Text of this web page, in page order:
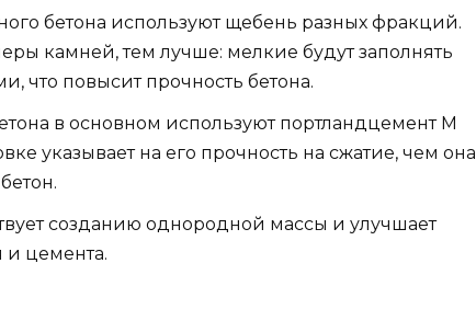
бетона используют щебень разных фракций.
камней, тем лучше: мелкие будут заполнять
что повысит прочность бетона.
в основном используют портландцемент М
указывает на его прочность на сжатие, чем она
созданию однородной массы и улучшает
и цемента.